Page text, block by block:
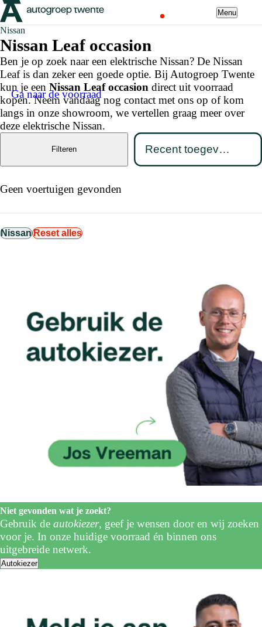
Menu
Nissan
Nissan Leaf occasion
Ben je op zoek naar een elektrische Nissan? De Nissan
Leaf is dan zeker een goede optie. Bij Autogroep Twente
kun je een Nissan Leaf occasion direct uit voorraad
kopen. Neem vandaag nog contact met ons op of kom
langs in onze showroom, we vertellen graag meer over
deze elektrische Nissan.
Ga naar de voorraad
Geen voertuigen gevonden
Filteren
NissanReset alles
Niet gevonden wat je zoekt?
Gebruik de autokiezer, geef je wensen door en wij zoeken
voor je. In onze huidige voorraad én binnen ons
uitgebreide netwerk.
Autokiezer